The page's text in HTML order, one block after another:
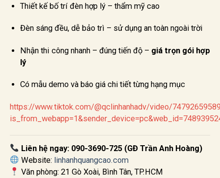
Thiết kế bố trí đèn hợp lý – thẩm mỹ cao
Đèn sáng đều, dễ bảo trì – sử dụng an toàn ngoài trời
Nhận thi công nhanh – đúng tiến độ – giá trọn gói hợp
lý
Có mẫu demo và báo giá chi tiết từng hạng mục
https://www.tiktok.com/@qclinhanhadv/video/
Liên hệ ngay: 090-3690-725 (GĐ Trần Anh Hoàng)
Website: linhanhquangcao.com
Văn phòng: 21 Gò Xoài, Bình Tân, TP.HCM